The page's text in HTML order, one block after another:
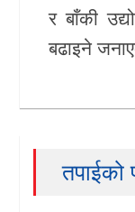
र बाँकी
बढाइने
तपाईको